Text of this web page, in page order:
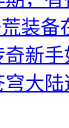
装备
新
大